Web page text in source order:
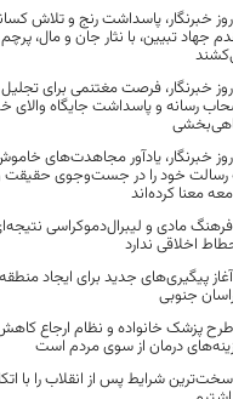
روز خبرنگار، پاسداشت رنج و تلاش
جهاد تبیین، با نثار جان و مال،
روز خبرنگار، فرصت مغتنمی برای
رسانه و پاسداشت جایگاه والای
روز خبرنگار، یادآور مجاهدت‌های
رسالت خود را در جست‌وجوی حقیقت
معنا کرده‌اند
فرهنگ مادی و لیبرال‌دموکراسی
اخلاقی ندارد
آغاز پیگیری‌های جدید برای ایجاد
جنوبی
طرح پزشک خانواده و نظام ارجاع
درمان از سوی مردم است
سخت‌ترین شرایط پس از انقلاب را با